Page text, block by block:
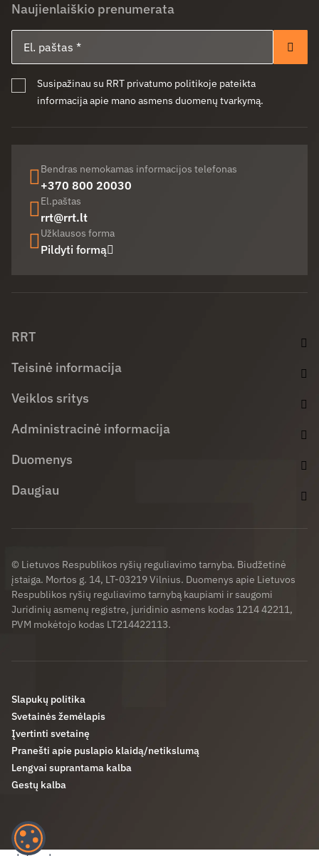
Naujienlaiškio prenumerata
Susipažinau su RRT privatumo politikoje pateikta
informacija apie mano asmens duomenų tvarkymą.
Bendras nemokamas informacijos telefonas
+370 800 20030
El.paštas
rrt@rrt.lt
Užklausos forma
Pildyti formą
RRT
Teisinė informacija
Veiklos sritys
Administracinė informacija
Duomenys
Daugiau
© Lietuvos Respublikos ryšių reguliavimo tarnyba. Biudžetinė
įstaiga. Mortos g. 14, LT-03219 Vilnius. Duomenys apie Lietuvos
Respublikos ryšių reguliavimo tarnybą kaupiami ir saugomi
Juridinių asmenų registre, juridinio asmens kodas 1214 42211,
PVM mokėtojo kodas LT214422113.
Slapukų politika
Svetainės žemėlapis
Įvertinti svetainę
Pranešti apie puslapio klaidą/netikslumą
Lengvai suprantama kalba
Gestų kalba